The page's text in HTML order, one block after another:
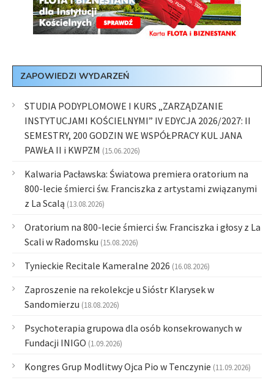
ZAPOWIEDZI WYDARZEŃ
STUDIA PODYPLOMOWE I KURS „ZARZĄDZANIE
INSTYTUCJAMI KOŚCIELNYMI” IV EDYCJA 2026/2027: II
SEMESTRY, 200 GODZIN WE WSPÓŁPRACY KUL JANA
PAWŁA II i KWPZM (15.06.2026)
Kalwaria Pacławska: Światowa premiera oratorium na
800-lecie śmierci św. Franciszka z artystami związanymi
z La Scalą (13.08.2026)
Oratorium na 800-lecie śmierci św. Franciszka i głosy z La
Scali w Radomsku (15.08.2026)
Tynieckie Recitale Kameralne 2026 (16.08.2026)
Zaproszenie na rekolekcje u Sióstr Klarysek w
Sandomierzu (18.08.2026)
Psychoterapia grupowa dla osób konsekrowanych w
Fundacji INIGO (1.09.2026)
Kongres Grup Modlitwy Ojca Pio w Tenczynie (11.09.2026)